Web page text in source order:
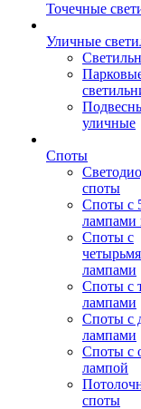
Точечные
Уличные
уличные
Споты
споты
Споты с
лампами
Споты с
четырьмя
лампами
Споты с
лампами
Споты с
лампами
Споты с
лампой
споты